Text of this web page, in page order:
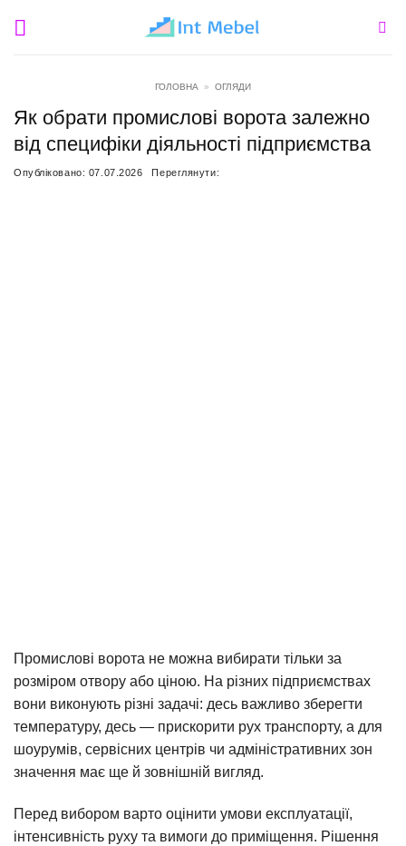
ГОЛОВНА » ОГЛЯДИ
Як обрати промислові ворота залежно
від специфіки діяльності підприємства
Опубліковано: 07.07.2026 Переглянути:
Промислові ворота не можна вибирати тільки за
розміром отвору або ціною. На різних підприємствах
вони виконують різні задачі: десь важливо зберегти
температуру, десь — прискорити рух транспорту, а для
шоурумів, сервісних центрів чи адміністративних зон
значення має ще й зовнішній вигляд.
Перед вибором варто оцінити умови експлуатації,
інтенсивність руху та вимоги до приміщення. Рішення